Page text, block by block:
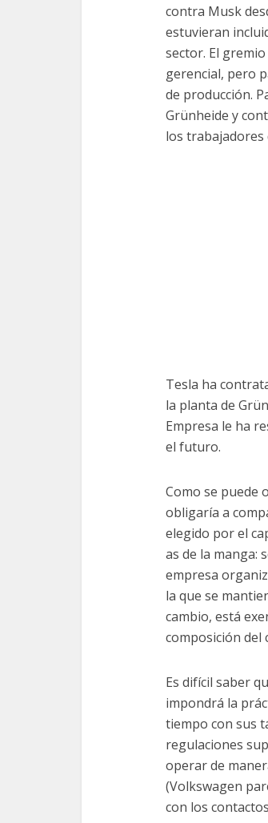
contra Musk
estuvieran
sector. El
gerencial, pero
de producción.
Grünheide y
los trabajadores
Tesla ha
la planta de
Empresa le ha
el futuro.
Como se puede
obligaría a
elegido por el
as de la manga:
empresa
la que se
cambio, está
composición del
Es difícil saber
impondrá la
tiempo con sus
regulaciones
operar de
(Volkswagen
con los